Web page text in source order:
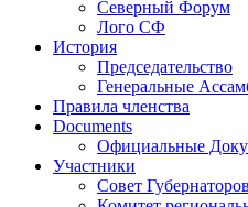
Северный Форум
Лого СФ
История
Председательство
Генеральные
Правила членства
Documents
Официальные
Участники
Совет Губернаторов